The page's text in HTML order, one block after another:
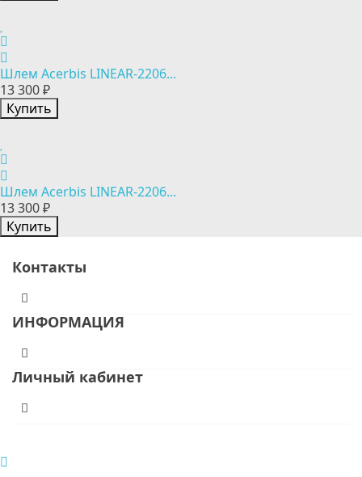
Шлем Acerbis LINEAR-2206...
13 300 ₽
Купить
Шлем Acerbis LINEAR-2206...
13 300 ₽
Купить
Контакты
ИНФОРМАЦИЯ
Личный кабинет